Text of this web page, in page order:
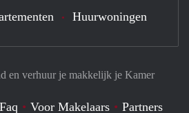
en verhuur je makkelijk je Kamer
Faq Voor Makelaars Partners
Huurwoningen